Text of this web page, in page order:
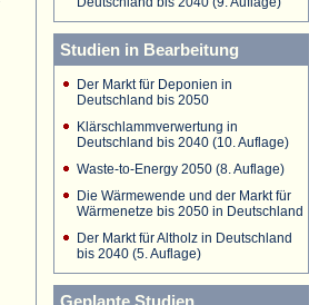
Studien in Bearbeitung
Der Markt für Deponien in
Deutschland bis 2050
Klärschlammverwertung in
Deutschland bis 2040 (10. Auflage)
Waste-to-Energy 2050 (8. Auflage)
Die Wärmewende und der Markt für
Wärmenetze bis 2050 in Deutschland
Der Markt für Altholz in Deutschland
bis 2040 (5. Auflage)
Geplante Studien